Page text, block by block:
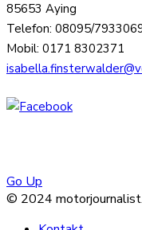
85653 Aying
Telefon: 08095/
Mobil: 0171 8302371
Go Up
© 2024